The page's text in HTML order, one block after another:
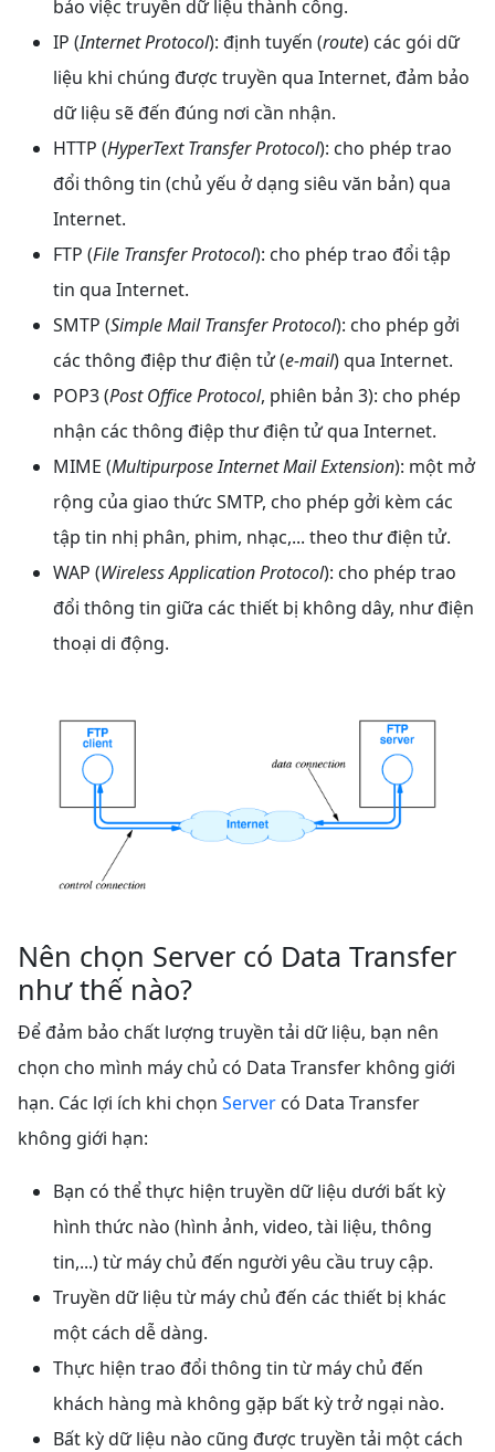
bảo việc truyền dữ liệu thành công.
IP (Internet Protocol): định tuyến (route) các gói dữ
liệu khi chúng được truyền qua Internet, đảm bảo
dữ liệu sẽ đến đúng nơi cần nhận.
HTTP (HyperText Transfer Protocol): cho phép trao
đổi thông tin (chủ yếu ở dạng siêu văn bản) qua
Internet.
FTP (File Transfer Protocol): cho phép trao đổi tập
tin qua Internet.
SMTP (Simple Mail Transfer Protocol): cho phép gởi
các thông điệp thư điện tử (e-mail) qua Internet.
POP3 (Post Office Protocol, phiên bản 3): cho phép
nhận các thông điệp thư điện tử qua Internet.
MIME (Multipurpose Internet Mail Extension): một mở
rộng của giao thức SMTP, cho phép gởi kèm các
tập tin nhị phân, phim, nhạc,... theo thư điện tử.
WAP (Wireless Application Protocol): cho phép trao
đổi thông tin giữa các thiết bị không dây, như điện
thoại di động.
Nên chọn Server có Data Transfer
như thế nào?
Để đảm bảo chất lượng truyền tải dữ liệu, bạn nên
chọn cho mình máy chủ có Data Transfer không giới
hạn. Các lợi ích khi chọn Server có Data Transfer
không giới hạn:
Bạn có thể thực hiện truyền dữ liệu dưới bất kỳ
hình thức nào (hình ảnh, video, tài liệu, thông
tin,...) từ máy chủ đến người yêu cầu truy cập.
Truyền dữ liệu từ máy chủ đến các thiết bị khác
một cách dễ dàng.
Thực hiện trao đổi thông tin từ máy chủ đến
khách hàng mà không gặp bất kỳ trở ngại nào.
Bất kỳ dữ liệu nào cũng được truyền tải một cách